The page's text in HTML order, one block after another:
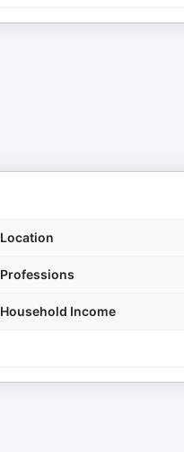
Location
Professions
Household Income